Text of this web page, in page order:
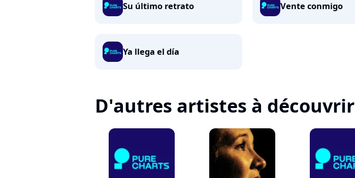
Su último retrato Vente conmigo
Ya llega el día
D'autres artistes à découvrir